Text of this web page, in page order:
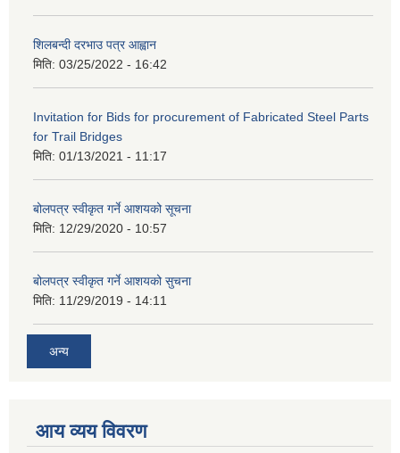
शिलबन्दी दरभाउ पत्र आह्वान
मिति: 03/25/2022 - 16:42
Invitation for Bids for procurement of Fabricated Steel Parts
for Trail Bridges
मिति: 01/13/2021 - 11:17
बोलपत्र स्वीकृत गर्ने आशयको सूचना
मिति: 12/29/2020 - 10:57
बोलपत्र स्वीकृत गर्ने आशयको सुचना
मिति: 11/29/2019 - 14:11
अन्य
आय व्यय विवरण